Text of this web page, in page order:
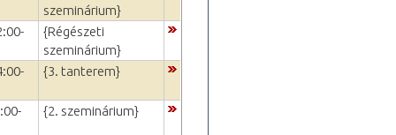
szeminárium}
{Régészeti
szeminárium}
{3. tanterem}
{2. szeminárium}